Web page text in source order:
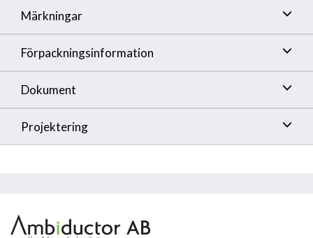
Märkningar
Förpackningsinformation
Dokument
Projektering